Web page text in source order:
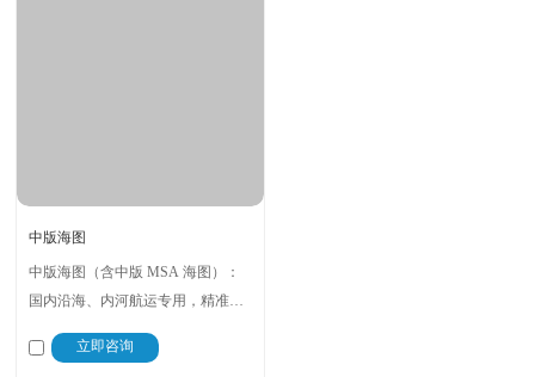
中版海图
中版海图（含中版 MSA 海图）：
国内沿海、内河航运专用，精准标
备、更新、使用咨询，含英 / 日 / 澳
立即咨询